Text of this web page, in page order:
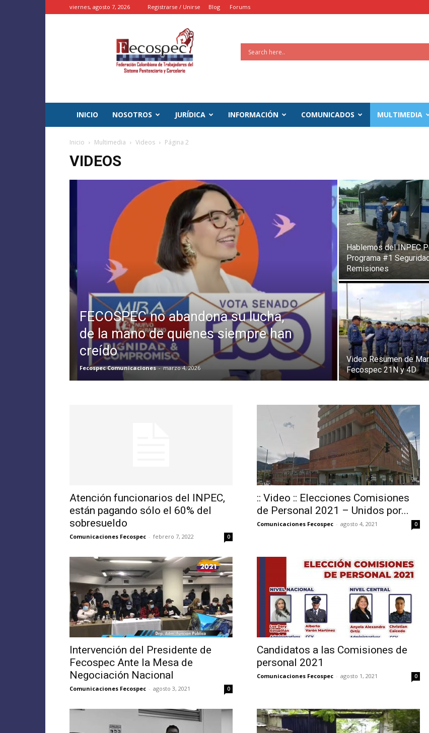
viernes, agosto 7, 2026 Registrarse / Unirse Blog Forums
FECOSPEC
INICIO NOSOTROS JURÍDICA INFORMACIÓN COMUNICADOS MULTIMEDIA
Inicio Multimedia Videos Página 2
VIDEOS
FECOSPEC no abandona su lucha,
de la mano de quienes siempre han
creído
Fecospec Comunicaciones - marzo 4, 2026
Hablemos del INPEC
Programa #1
Remisiones
Video Resumen de
Fecospec 21N y 4D
Atención funcionarios del INPEC,
están pagando sólo el 60% del
sobresueldo
Comunicaciones Fecospec - febrero 7, 2022 0
:: Video :: Elecciones Comisiones
de Personal 2021 – Unidos por...
Comunicaciones Fecospec - agosto 4, 2021 0
Intervención del Presidente de
Fecospec Ante la Mesa de
Negociación Nacional
Comunicaciones Fecospec - agosto 3, 2021 0
Candidatos a las Comisiones de
personal 2021
Comunicaciones Fecospec - agosto 1, 2021 0